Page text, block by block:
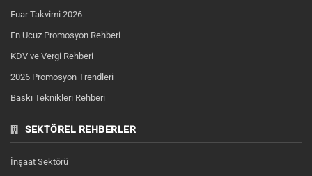
Fuar Takvimi 2026
En Ucuz Promosyon Rehberi
KDV ve Vergi Rehberi
2026 Promosyon Trendleri
Baskı Teknikleri Rehberi
SEKTÖREL REHBERLER
İnşaat Sektörü